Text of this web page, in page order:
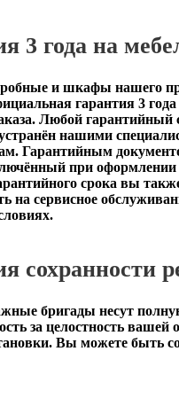
3 года на
и шкафы нашего
гарантия 3
. Любой гарантийный
нашими
Гарантийным
при оформлении
срока вы
на сервисное
сохранности
бригады несут
за целостность вашей
Вы можете быть